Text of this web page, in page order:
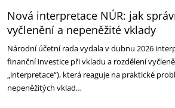
Nová interpretace NÚR: jak
vyčlenění a nepeněžité vklady
Národní účetní rada vydala v dubnu 2026
finanční investice při vkladu a rozdělení
„interpretace“), která reaguje na praktické
nepeněžitých vklad…